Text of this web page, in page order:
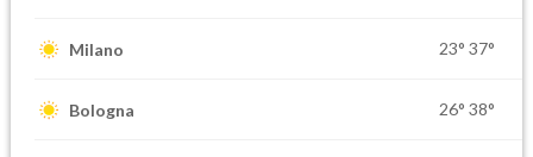
Milano 23° 37°
Bologna 26° 38°